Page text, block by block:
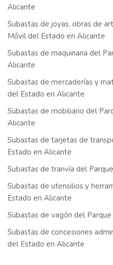
Alicante
Subastas de joyas, obras de
Móvil del Estado en Alicante
Subastas de maquinaria del
Alicante
Subastas de mercaderías y
del Estado en Alicante
Subastas de mobiliario del
Alicante
Subastas de tarjetas de
Estado en Alicante
Subastas de tranvía del
Subastas de utensilios y
Estado en Alicante
Subastas de vagón del
Subastas de concesiones
del Estado en Alicante